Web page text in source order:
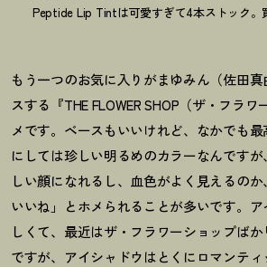
Peptide Lip Tintは可愛すぎて4本ストック。
もう一つのお気に入りがまゆみん（佐田
スする『THE FLOWER SHOP（ザ・フラ
メです。ベースもいいけれど、なかでも
にしては珍しい明るめのカラーなんです
しい顔になれるし、血色がよく見えるのか
いいね」とホメられることが多いです。
しくて、最近はザ・フラワーショップば
ですが、アイシャドウはとくにロマンテ